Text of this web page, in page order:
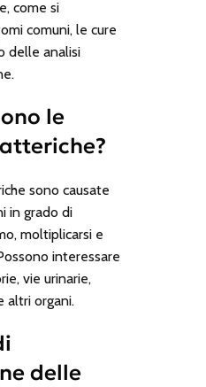
come si
comuni, le cure
delle analisi
le
sono causate
in grado di
moltiplicarsi e
interessare
vie urinarie,
altri organi.
delle